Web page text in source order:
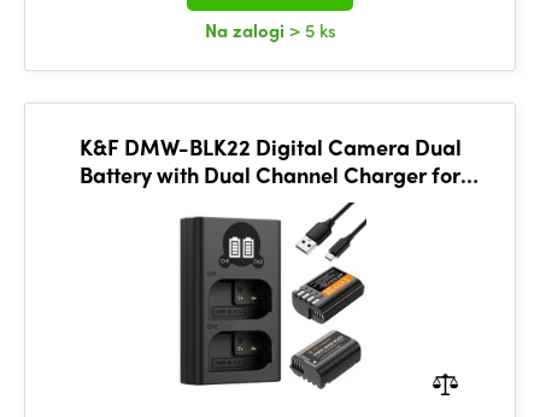
Na zalogi > 5 ks
K&F DMW-BLK22 Digital Camera Dual
Battery with Dual Channel Charger for